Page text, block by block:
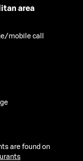
area
mobile call
are found on